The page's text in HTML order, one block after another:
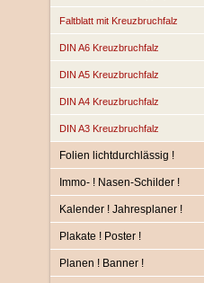
Faltblatt mit Kreuzbruchfalz
DIN A6 Kreuzbruchfalz
DIN A5 Kreuzbruchfalz
DIN A4 Kreuzbruchfalz
DIN A3 Kreuzbruchfalz
Folien lichtdurchlässig !
Immo- ! Nasen-Schilder !
Kalender ! Jahresplaner !
Plakate ! Poster !
Planen ! Banner !